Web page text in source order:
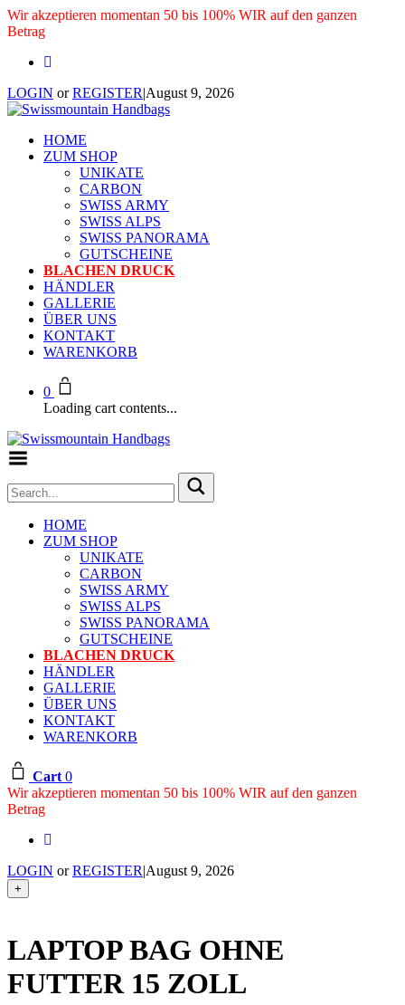
Wir akzeptieren momentan 50 bis 100% WIR auf den ganzen
Betrag
LOGIN orREGISTER|August 9, 2026
HOME
ZUM SHOP
UNIKATE
CARBON
SWISS ARMY
SWISS ALPS
SWISS PANORAMA
GUTSCHEINE
BLACHEN DRUCK
HÄNDLER
GALLERIE
ÜBER UNS
KONTAKT
WARENKORB
0
Loading cart contents...
HOME
ZUM SHOP
UNIKATE
CARBON
SWISS ARMY
SWISS ALPS
SWISS PANORAMA
GUTSCHEINE
BLACHEN DRUCK
HÄNDLER
GALLERIE
ÜBER UNS
KONTAKT
WARENKORB
Cart 0
Wir akzeptieren momentan 50 bis 100% WIR auf den ganzen
Betrag
LOGIN orREGISTER|August 9, 2026
+
LAPTOP BAG OHNE
FUTTER 15 ZOLL